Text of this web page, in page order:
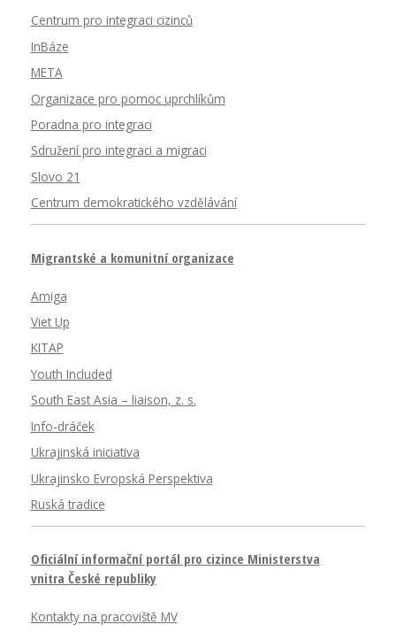
Centrum pro integraci cizinců
InBáze
META
Organizace pro pomoc uprchlíkům
Poradna pro integraci
Sdružení pro integraci a migraci
Slovo 21
Centrum demokratického vzdělávání
Migrantské a komunitní organizace
Amiga
Viet Up
KITAP
Youth Included
South East Asia – liaison, z. s.
Info-dráček
Ukrajinská iniciativa
Ukrajinsko Evropská Perspektiva
Ruská tradice
Oficiální informační portál pro cizince Ministerstva
vnitra České republiky
Kontakty na pracoviště MV